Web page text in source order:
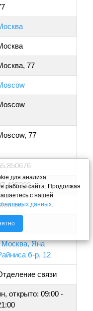
77
77
Москва, Яна
б-р, 12
связи
открыто: 09:00 -
для анализа
работы сайта. Продолжая
с нашей
данных.